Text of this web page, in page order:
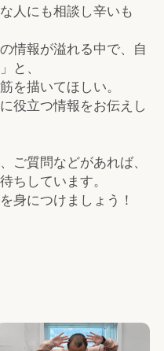
人にも相談し辛いも
情報が溢れる中で、自
と、
を描いてほしい。
役立つ情報をお伝えし
ご質問などがあれば、
ちしています。
身につけましょう！